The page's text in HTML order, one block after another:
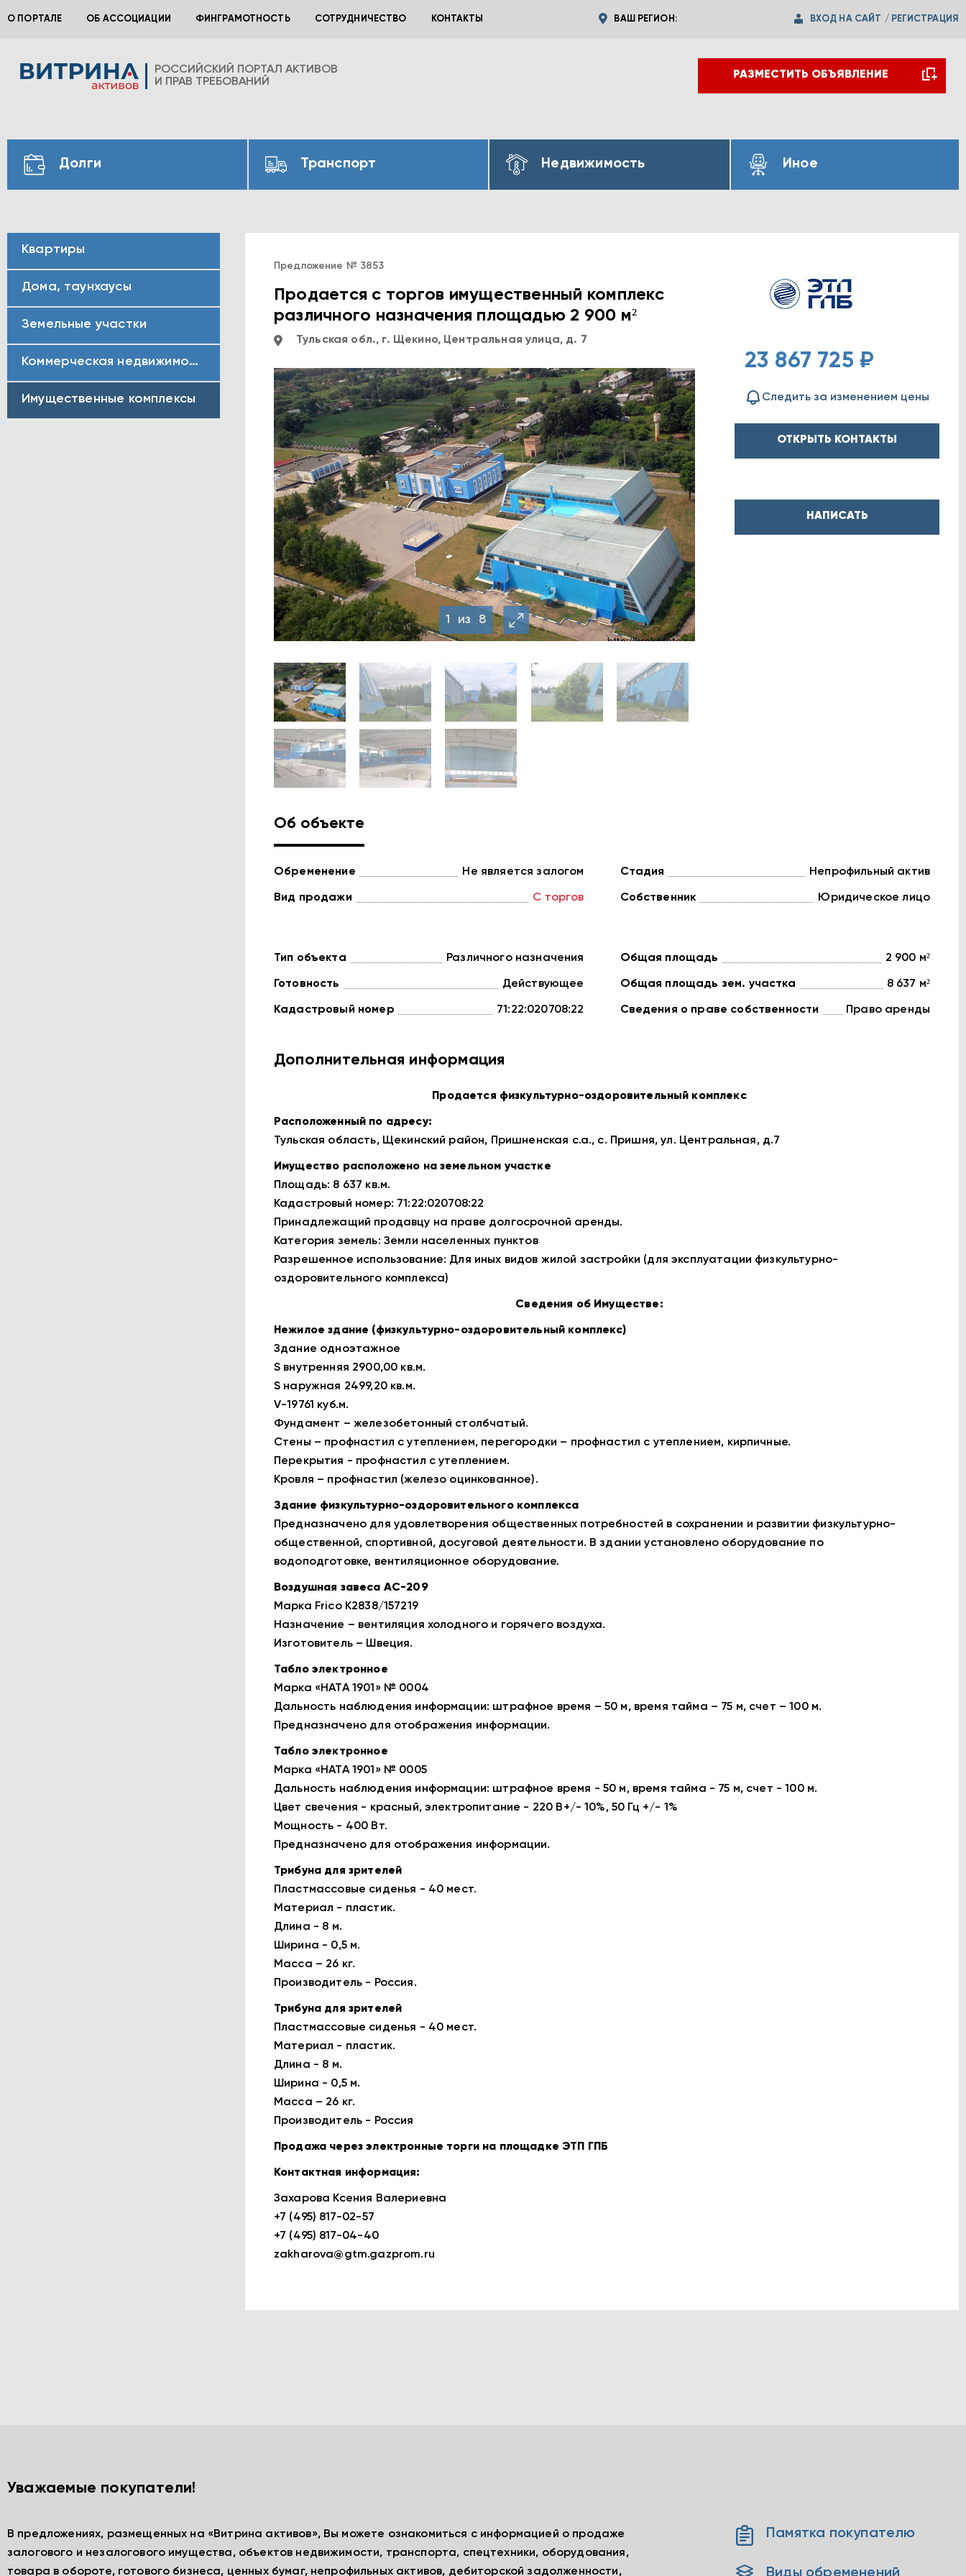
О ПОРТАЛЕ ОБ АССОЦИАЦИИ ФИНГРАМОТНОСТЬ СОТРУДНИЧЕСТВО КОНТАКТЫ ВАШ РЕГИОН: ВХОД НА САЙТ / РЕГИСТРАЦИЯ
РОССИЙСКИЙ ПОРТАЛ АКТИВОВ
И ПРАВ ТРЕБОВАНИЙ
РАЗМЕСТИТЬ ОБЪЯВЛЕНИЕ
Долги Транспорт Недвижимость Иное
Квартиры
Дома, таунхаусы
Земельные участки
Коммерческая недвижимость
Имущественные комплексы
Предложение № 3853
Продается с торгов имущественный комплекс
различного назначения площадью 2 900 м²
Тульская обл., г. Щекино, Центральная улица, д. 7
1 из 8
23 867 725 ₽
Следить за изменением цены
ОТКРЫТЬ КОНТАКТЫ
НАПИСАТЬ
Об объекте
Обременение Не является залогом
Вид продажи С торгов
Стадия Непрофильный актив
Собственник Юридическое лицо
Тип объекта Различного назначения
Готовность Действующее
Кадастровый номер 71:22:020708:22
Общая площадь 2 900 м²
Общая площадь зем. участка 8 637 м²
Сведения о праве собственности Право аренды
Дополнительная информация
Продается физкультурно-оздоровительный комплекс
Расположенный по адресу:
Тульская область, Щекинский район, Пришненская с.а., с. Пришня, ул. Центральная, д.7
Имущество расположено на земельном участке
Площадь: 8 637 кв.м.
Кадастровый номер: 71:22:020708:22
Принадлежащий продавцу на праве долгосрочной аренды.
Категория земель: Земли населенных пунктов
Разрешенное использование: Для иных видов жилой застройки (для эксплуатации физкультурно-
оздоровительного комплекса)
Сведения об Имуществе:
Нежилое здание (физкультурно-оздоровительный комплекс)
Здание одноэтажное
S внутренняя 2900,00 кв.м.
S наружная 2499,20 кв.м.
V-19761 куб.м.
Фундамент – железобетонный столбчатый.
Стены – профнастил с утеплением, перегородки – профнастил с утеплением, кирпичные.
Перекрытия - профнастил с утеплением.
Кровля – профнастил (железо оцинкованное).
Здание физкультурно-оздоровительного комплекса
Предназначено для удовлетворения общественных потребностей в сохранении и развитии физкультурно-
общественной, спортивной, досуговой деятельности. В здании установлено оборудование по
водоподготовке, вентиляционное оборудование.
Воздушная завеса АС-209
Марка Frico К2838/157219
Назначение – вентиляция холодного и горячего воздуха.
Изготовитель – Швеция.
Табло электронное
Марка «НАТА 1901» № 0004
Дальность наблюдения информации: штрафное время – 50 м, время тайма – 75 м, счет – 100 м.
Предназначено для отображения информации.
Табло электронное
Марка «НАТА 1901» № 0005
Дальность наблюдения информации: штрафное время - 50 м, время тайма - 75 м, счет - 100 м.
Цвет свечения - красный, электропитание - 220 В+/- 10%, 50 Гц +/- 1%
Мощность - 400 Вт.
Предназначено для отображения информации.
Трибуна для зрителей
Пластмассовые сиденья - 40 мест.
Материал - пластик.
Длина - 8 м.
Ширина - 0,5 м.
Масса – 26 кг.
Производитель - Россия.
Трибуна для зрителей
Пластмассовые сиденья - 40 мест.
Материал - пластик.
Длина - 8 м.
Ширина - 0,5 м.
Масса – 26 кг.
Производитель - Россия
Продажа через электронные торги на площадке ЭТП ГПБ
Контактная информация:
Захарова Ксения Валериевна
+7 (495) 817-02-57
+7 (495) 817-04-40
zakharova@gtm.gazprom.ru
Уважаемые покупатели!
В предложениях, размещенных на «Витрина активов», Вы можете ознакомиться с информацией о продаже
залогового и незалогового имущества, объектов недвижимости, транспорта, спецтехники, оборудования,
товара в обороте, готового бизнеса, ценных бумаг, непрофильных активов, дебиторской задолженности,
Памятка покупателю